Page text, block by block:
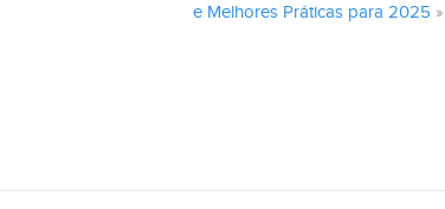
e Melhores Práticas para 2025 »